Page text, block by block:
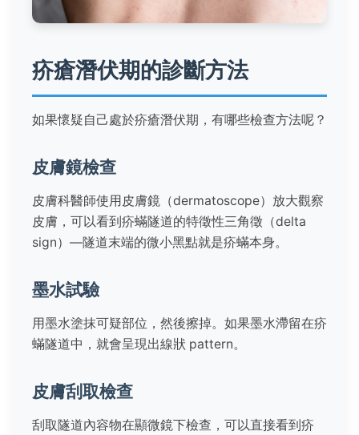
疥瘡潛伏期的診斷方法
如果懷疑自己處於疥瘡潛伏期，有哪些檢查方法呢？
皮膚鏡檢查
皮膚科醫師使用皮膚鏡（dermatoscope）放大觀察
皮膚，可以看到疥蟎隧道的特徵性三角徵（delta
sign）—隧道末端的微小黑點就是疥蟎本身。
墨水試驗
用墨水塗抹可疑部位，然後擦掉。如果墨水滯留在疥
蟎隧道中，就會呈現出線狀 pattern。
皮膚刮取檢查
刮取隧道內容物在顯微鏡下檢查，可以直接看到疥